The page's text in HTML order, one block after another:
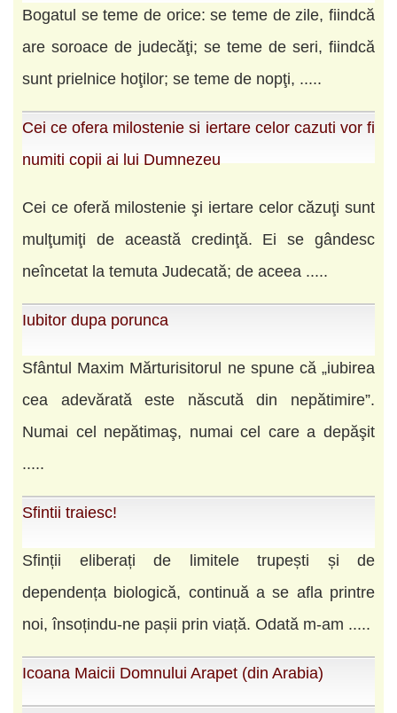
Bogatul se teme de orice: se teme de zile, fiindcă
are soroace de judecăţi; se teme de seri, fiindcă
sunt prielnice hoţilor; se teme de nopţi, .....
Cei ce ofera milostenie si iertare celor cazuti vor fi
numiti copii ai lui Dumnezeu
Cei ce oferă milostenie şi iertare celor căzuţi sunt
mulţumiţi de această credinţă. Ei se gândesc
neîncetat la temuta Judecată; de aceea .....
Iubitor dupa porunca
Sfântul Maxim Mărturisitorul ne spune că „iubirea
cea adevărată este născută din nepătimire”.
Numai cel nepătimaş, numai cel care a depăşit
.....
Sfintii traiesc!
Sfinții eliberați de limitele trupești și de
dependența biologică, continuă a se afla printre
noi, însoțindu-ne pașii prin viață. Odată m-am .....
Icoana Maicii Domnului Arapet (din Arabia)